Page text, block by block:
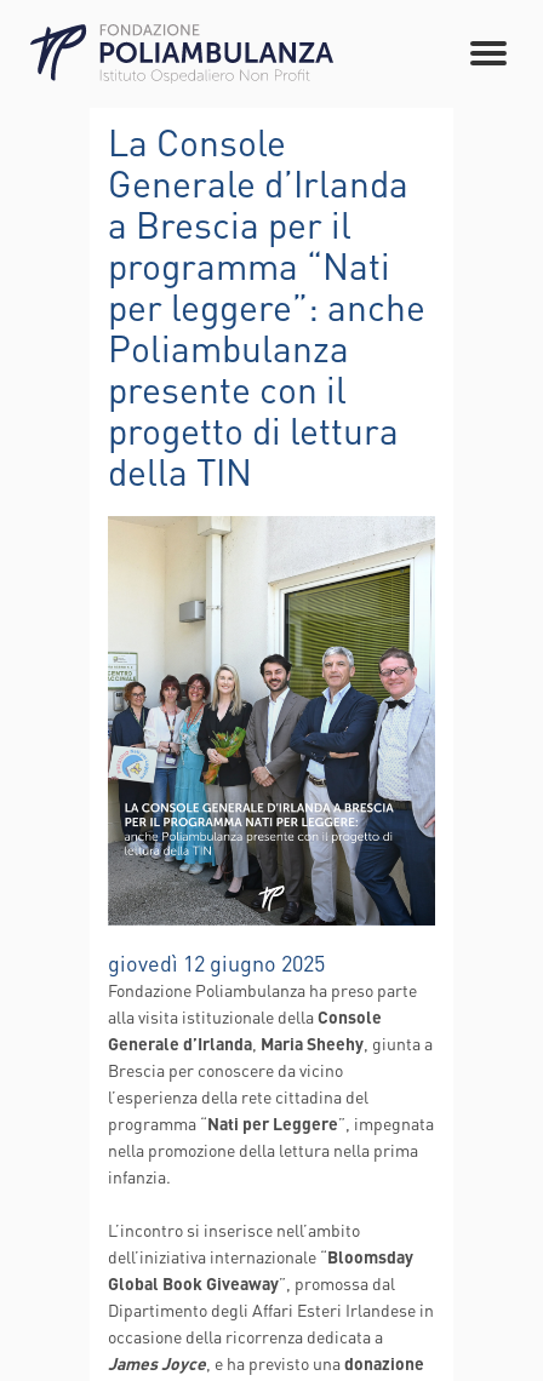
La Console
Generale d’Irlanda
a Brescia per il
programma “Nati
per leggere”: anche
Poliambulanza
presente con il
progetto di lettura
della TIN
giovedì 12 giugno 2025
Fondazione Poliambulanza ha preso parte
alla visita istituzionale dellaConsole
Generale d’Irlanda Maria Sheehy , giunta a
Brescia per conoscere da vicino
l’esperienza della rete cittadina del
programma “Nati per Leggere”, impegnata
nella promozione della lettura nella prima
infanzia.
L’incontro si inserisce nell’ambito
dell’iniziativa internazionale “Bloomsday
Global Book Giveaway”, promossa dal
Dipartimento degli Affari Esteri Irlandese in
occasione della ricorrenza dedicata a
James Joyce , e ha previsto unadonazione